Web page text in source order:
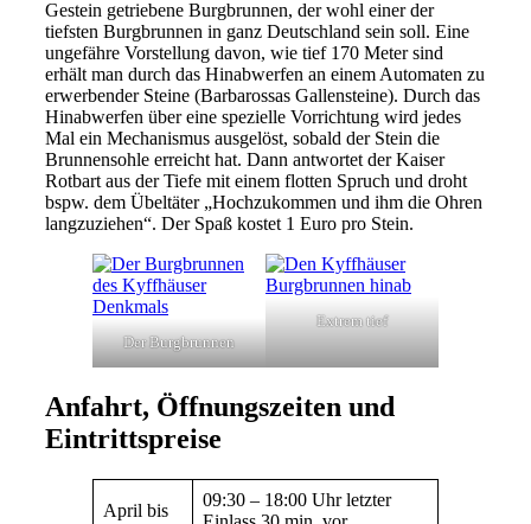
Gestein getriebene Burgbrunnen, der wohl einer der
tiefsten Burgbrunnen in ganz Deutschland sein soll. Eine
ungefähre Vorstellung davon, wie tief 170 Meter sind
erhält man durch das Hinabwerfen an einem Automaten zu
erwerbender Steine (Barbarossas Gallensteine). Durch das
Hinabwerfen über eine spezielle Vorrichtung wird jedes
Mal ein Mechanismus ausgelöst, sobald der Stein die
Brunnensohle erreicht hat. Dann antwortet der Kaiser
Rotbart aus der Tiefe mit einem flotten Spruch und droht
bspw. dem Übeltäter „Hochzukommen und ihm die Ohren
langzuziehen“. Der Spaß kostet 1 Euro pro Stein.
Der Burgbrunnen
Extrem tief
Anfahrt, Öffnungszeiten und
Eintrittspreise
April bis
09:30 – 18:00 Uhr letzter